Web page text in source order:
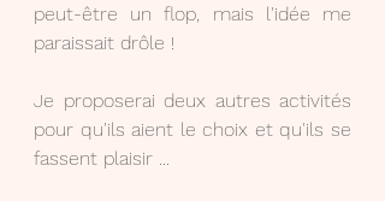
peut-être un flop, mais l'idée me
paraissait drôle !
Je proposerai deux autres activités
pour qu'ils aient le choix et qu'ils se
fassent plaisir ...